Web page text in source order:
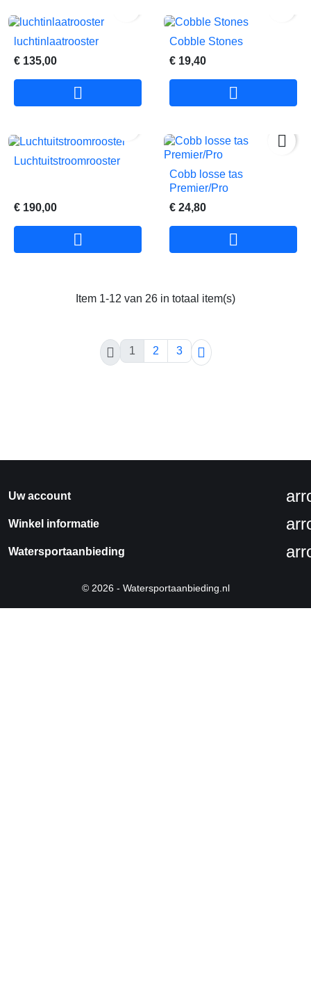
luchtinlaatrooster
€ 135,00

Cobble Stones
€ 19,40

Luchtuitstroomrooster
€ 190,00


Cobb losse tas
Premier/Pro
€ 24,80

Item 1-12 van 26 in totaal item(s)
 1 2 3 
Uw account
Winkel informatie
Watersportaanbieding
© 2026 - Watersportaanbieding.nl